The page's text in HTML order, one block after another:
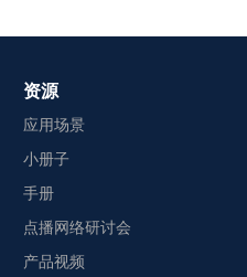
资源
应用场景
小册子
手册
点播网络研讨会
产品视频